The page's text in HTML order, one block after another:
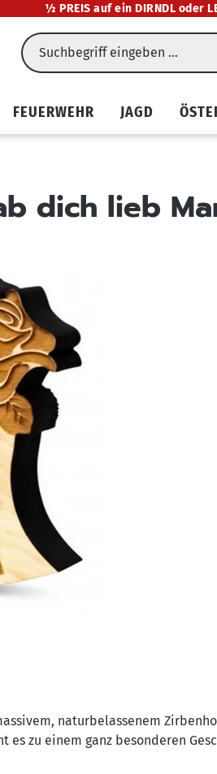
½ PREIS auf ein DIRNDL oder
FEUERWEHR JAGD
dich lieb
naturbelassenem
zu einem ganz besonderen